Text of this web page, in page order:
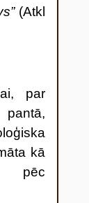
(Atkl
par
kā